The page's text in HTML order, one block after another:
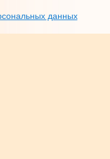
данных